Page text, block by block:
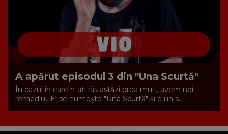
A apărut episodul 3 din "Una Scurtă"
În cazul în care n-ați râs astăzi prea mult, avem noi
remediul. El se numește "Una Scurtă" și e un s...